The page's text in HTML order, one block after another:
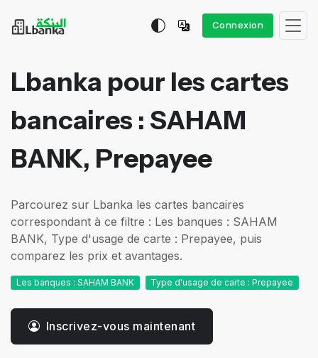
Connexion
Lbanka pour les cartes
bancaires : SAHAM
BANK, Prepayee
Parcourez sur Lbanka les cartes bancaires
correspondant à ce filtre : Les banques : SAHAM
BANK, Type d'usage de carte : Prepayee, puis
comparez les prix et avantages.
Les banques : SAHAM BANK Type d'usage de carte : Prepayee
Inscrivez-vous maintenant